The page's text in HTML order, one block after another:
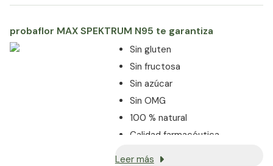
gracias a las cápsulas
Fuerte adhesión a la mucosa
intestinal
probaflor MAX SPEKTRUM N95 te garantiza
Sin gluten
Sin fructosa
Sin azúcar
Sin OMG
100 % natural
Calidad farmacéutica
Leer más